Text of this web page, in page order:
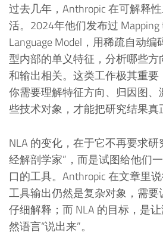
过去几年，Anthropic 在可解释
活。2024年他们发布过 Mapping
Language Model，用稀疏自动
型内部的单义特征，分析哪些
和输出相关。这类工作极其重要
你需要理解特征方向、归因图
些技术对象，才能把研究结果真
NLA 的变化，在于它不再要求研
经解剖学家”，而是试图给他们
口的工具。Anthropic 在文章里
工具输出仍然是复杂对象，需
仔细解释；而 NLA 的目标，是
然语言“说出来”。